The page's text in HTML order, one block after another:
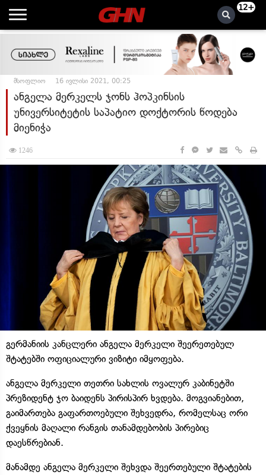
12+
მსოფლიო 16 ივლისი 2021, 00:25
ანგელა მერკელს ჯონს ჰოპკინსის
უნივერსიტეტის საპატიო დოქტორის წოდება
მიენიჭა
1246
გერმანიის კანცლერი ანგელა მერკელი შეერეთებულ
შტატებში ოფიციალური ვიზიტი იმყოფება.
ანგელა მერკელი თეთრი სახლის ოვალურ კაბინეტში
პრეზიდენტ ჯო ბაიდენს პირისპირ ხვდება. მოგვიანებით,
გაიმართება გაფართოებული შეხვედრა, რომელსაც ორი
ქვეყნის მაღალი რანგის თანამდებობის პირებიც
დაესწრებიან.
მანამდე ანგელა მერკელი შეხვდა შეერთებული შტატების